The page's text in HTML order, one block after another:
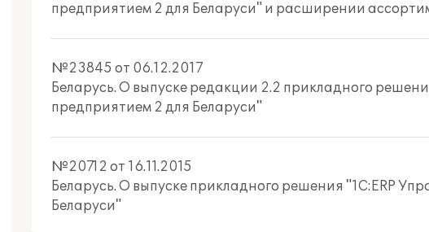
предприятием 2 для Беларуси" и расширении
№23845 от 06.12.2017
Беларусь. О выпуске редакции 2.2 прикладного
предприятием 2 для Беларуси"
№20712 от 16.11.2015
Беларусь. О выпуске прикладного решения "1С:ERP
Беларуси"